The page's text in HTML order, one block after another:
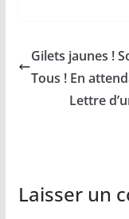
Gilets jaunes !
Tous ! En
Lettre
Laisser un